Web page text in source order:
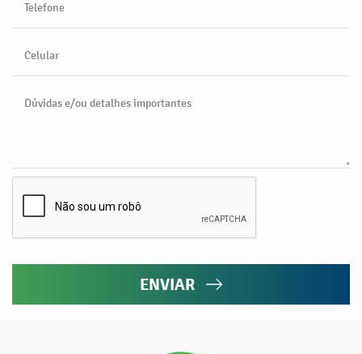
Telefone
Celular
Dúvidas e/ou detalhes importantes
ENVIAR